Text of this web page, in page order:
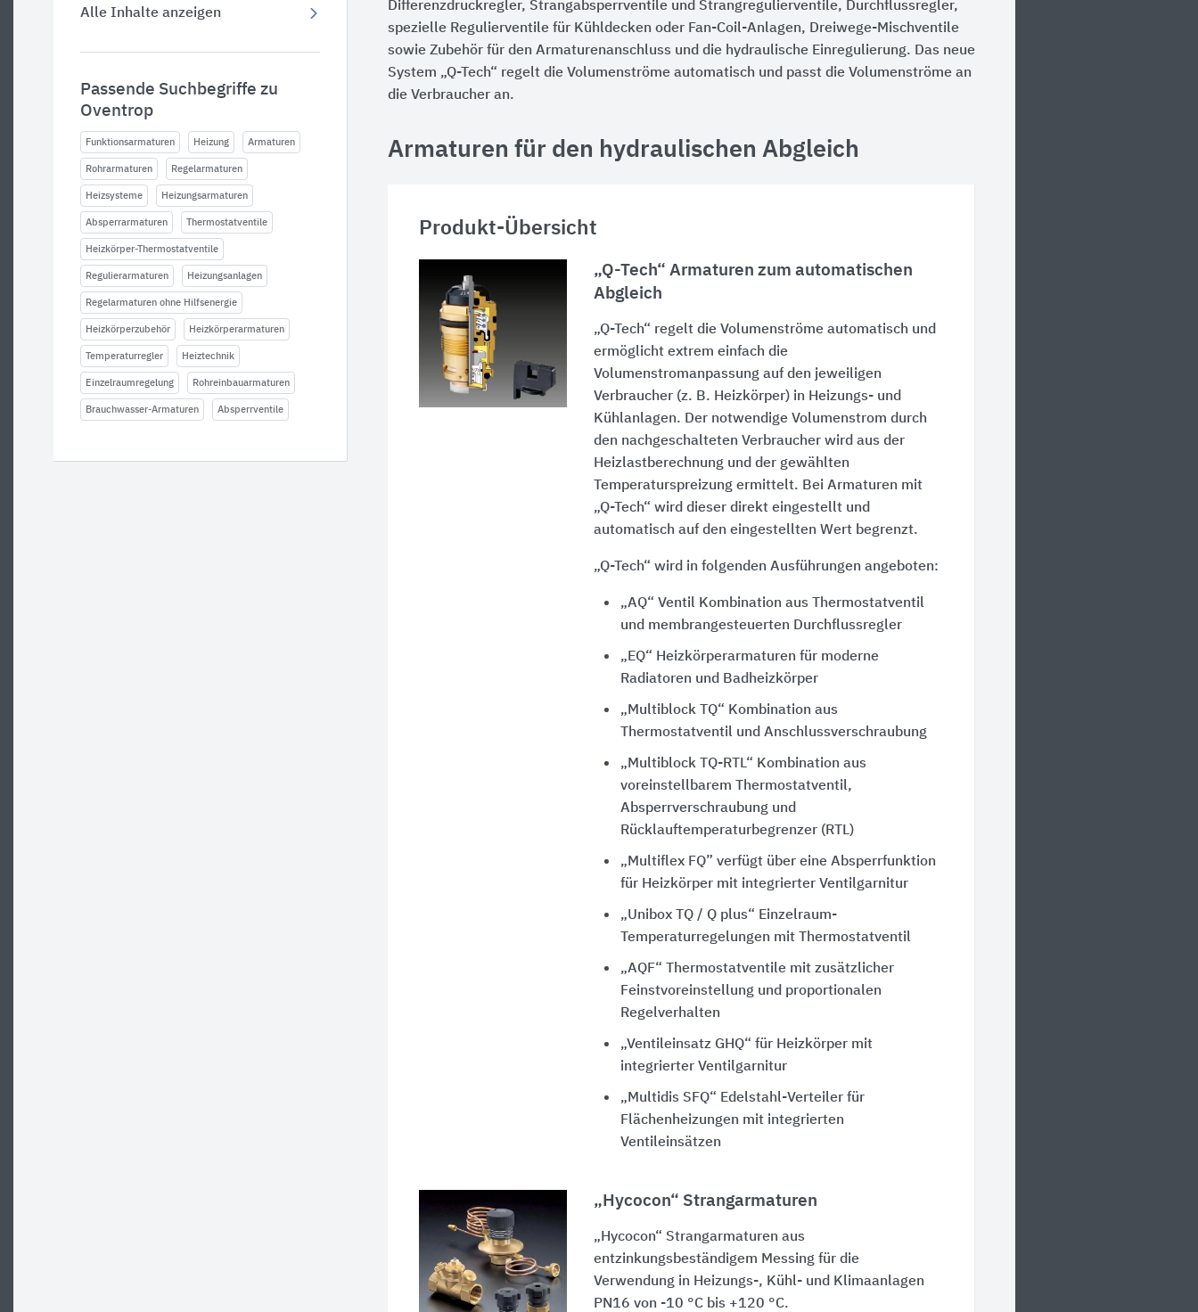
Alle Inhalte anzeigen
Passende Suchbegriffe zu
Oventrop
Funktionsarmaturen Heizung Armaturen
Rohrarmaturen Regelarmaturen
Heizsysteme Heizungsarmaturen
Absperrarmaturen Thermostatventile
Heizkörper-Thermostatventile
Regulierarmaturen Heizungsanlagen
Regelarmaturen ohne Hilfsenergie
Heizkörperzubehör Heizkörperarmaturen
Temperaturregler Heiztechnik
Einzelraumregelung Rohreinbauarmaturen
Brauchwasser-Armaturen Absperrventile
Differenzdruckregler, Strangabsperrventile und Strangregulierventile, Durchflussregler,
spezielle Regulierventile für Kühldecken oder Fan-Coil-Anlagen, Dreiwege-Mischventile
sowie Zubehör für den Armaturenanschluss und die hydraulische Einregulierung. Das neue
System „Q-Tech“ regelt die Volumenströme automatisch und passt die Volumenströme an
die Verbraucher an.
Armaturen für den hydraulischen Abgleich
Produkt-Übersicht
„Q-Tech“ Armaturen zum automatischen
Abgleich
„Q-Tech“ regelt die Volumenströme automatisch und
ermöglicht extrem einfach die
Volumenstromanpassung auf den jeweiligen
Verbraucher (z. B. Heizkörper) in Heizungs- und
Kühlanlagen. Der notwendige Volumenstrom durch
den nachgeschalteten Verbraucher wird aus der
Heizlastberechnung und der gewählten
Temperaturspreizung ermittelt. Bei Armaturen mit
„Q-Tech“ wird dieser direkt eingestellt und
automatisch auf den eingestellten Wert begrenzt.
„Q-Tech“ wird in folgenden Ausführungen angeboten:
„AQ“ Ventil Kombination aus Thermostatventil
und membrangesteuerten Durchflussregler
„EQ“ Heizkörperarmaturen für moderne
Radiatoren und Badheizkörper
„Multiblock TQ“ Kombination aus
Thermostatventil und Anschlussverschraubung
„Multiblock TQ-RTL“ Kombination aus
voreinstellbarem Thermostatventil,
Absperrverschraubung und
Rücklauftemperaturbegrenzer (RTL)
„Multiflex FQ” verfügt über eine Absperrfunktion
für Heizkörper mit integrierter Ventilgarnitur
„Unibox TQ / Q plus“ Einzelraum-
Temperaturregelungen mit Thermostatventil
„AQF“ Thermostatventile mit zusätzlicher
Feinstvoreinstellung und proportionalen
Regelverhalten
„Ventileinsatz GHQ“ für Heizkörper mit
integrierter Ventilgarnitur
„Multidis SFQ“ Edelstahl-Verteiler für
Flächenheizungen mit integrierten
Ventileinsätzen
„Hycocon“ Strangarmaturen
„Hycocon“ Strangarmaturen aus
entzinkungsbeständigem Messing für die
Verwendung in Heizungs-, Kühl- und Klimaanlagen
PN16 von -10 °C bis +120 °C.